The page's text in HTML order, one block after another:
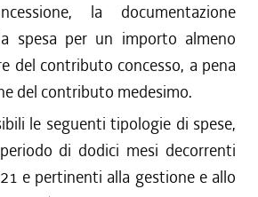
la documentazione
spesa per un importo almeno
del contributo concesso, a pena
del contributo medesimo.
le seguenti tipologie di spese,
di dodici mesi decorrenti
e pertinenti alla gestione e allo